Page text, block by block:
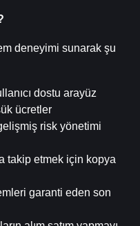
deneyimi sunarak şu
dostu arayüz
ücretler
risk yönetimi
takip etmek için kopya
garanti eden son